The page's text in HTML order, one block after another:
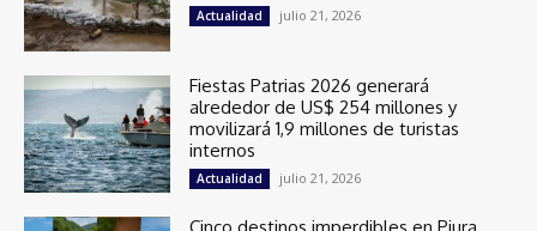
Actualidad julio 21, 2026
Fiestas Patrias 2026 generará
alrededor de US$ 254 millones y
movilizará 1,9 millones de turistas
internos
Actualidad julio 21, 2026
Cinco destinos imperdibles en Piura